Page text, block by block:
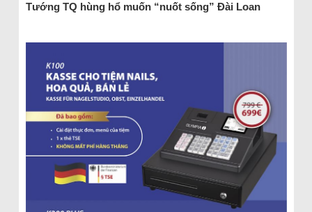
Tướng TQ hùng hổ muốn “nuốt sống” Đài Loan